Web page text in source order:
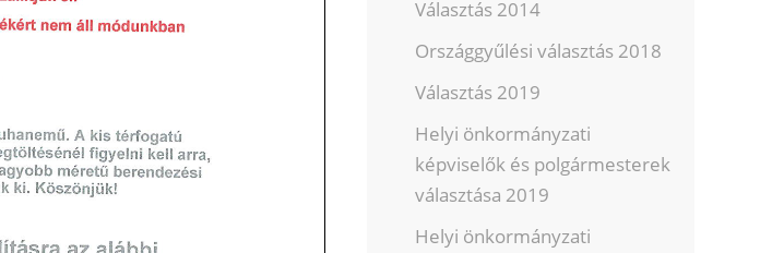
Választás 2014
Országgyűlési választás 2018
Választás 2019
Helyi önkormányzati
képviselők és polgármesterek
választása 2019
Helyi önkormányzati